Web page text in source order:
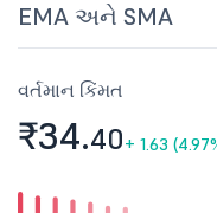
EMA અને SMA
વર્તમાન કિંમત
₹34.40+ 1.63